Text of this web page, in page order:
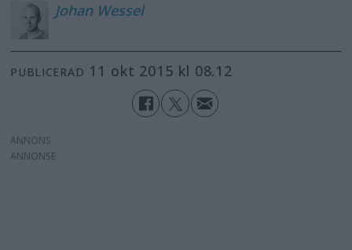
Johan Wessel
PUBLICERAD 11 okt 2015 kl 08.12
ANNONS